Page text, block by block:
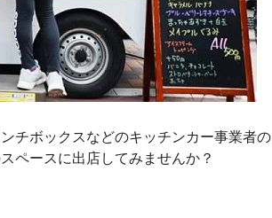
チボックスなどのキッチンカー事業者の
ペースに出店してみませんか？